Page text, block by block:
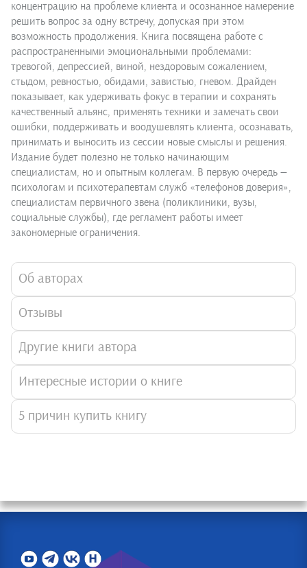
концентрацию на проблеме клиента и осознанное намерение
решить вопрос за одну встречу, допуская при этом
возможность продолжения. Книга посвящена работе с
распространенными эмоциональными проблемами:
тревогой, депрессией, виной, нездоровым сожалением,
стыдом, ревностью, обидами, завистью, гневом. Драйден
показывает, как удерживать фокус в терапии и сохранять
качественный альянс, применять техники и замечать свои
ошибки, поддерживать и воодушевлять клиента, осознавать,
принимать и выносить из сессии новые смыслы и решения.
Издание будет полезно не только начинающим
специалистам, но и опытным коллегам. В первую очередь —
психологам и психотерапевтам служб «телефонов доверия»,
специалистам первичного звена (поликлиники, вузы,
социальные службы), где регламент работы имеет
закономерные ограничения.
Об авторах
Отзывы
Другие книги автора
Интересные истории о книге
5 причин купить книгу